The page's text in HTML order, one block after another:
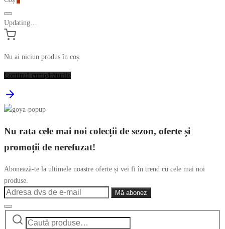
Updating…
Nu ai niciun produs în coș.
Continuă cumpărăturile
Nu rata cele mai noi colecții de sezon, oferte și
promoții de nerefuzat!
Abonează-te la ultimele noastre oferte și vei fi în trend cu cele mai noi
produse.
Caută